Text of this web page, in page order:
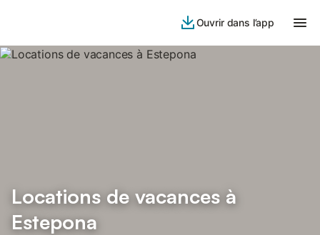
Ouvrir dans l’app
Locations de vacances à
Estepona